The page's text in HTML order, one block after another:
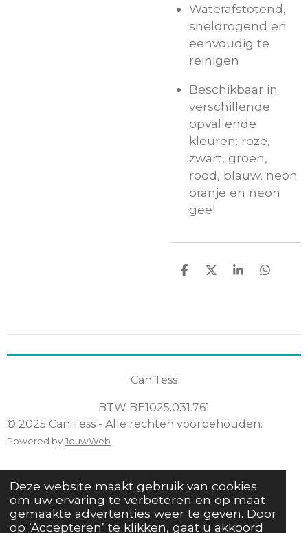
Deze website maakt gebruik van cookies
om uw ervaring te verbeteren en op maat
gemaakte advertenties weer te geven. Door
op ‘Accepteren’ te klikken, gaat u akkoord
Waterafstotend,
sneldrogend en
eenvoudig te
reinigen
Beschikbaar in
verschillende
opvallende
kleuren: roze,
zwart, groen,
rood, blauw, neon
oranje en neon
geel
D
D
S
D
CaniTess
BTW BE1025.031.761
© 2025 CaniTess - Alle rechten voorbehouden.
Powered byJouwWeb